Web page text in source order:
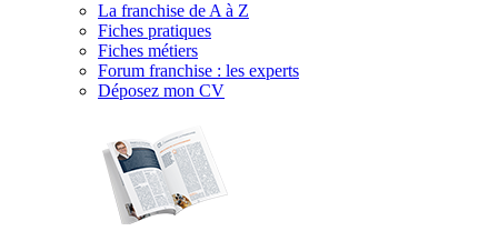
La franchise de A à Z
Fiches pratiques
Fiches métiers
Forum franchise : les experts
Déposez mon CV